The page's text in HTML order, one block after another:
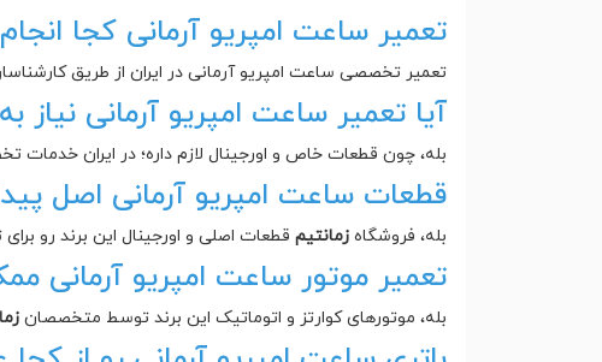
تعمیر ساعت امپریو آرمانی کجا
تعمیر تخصصی ساعت امپریو آرمانی در ایران از طریق
آیا تعمیر ساعت امپریو آرمانی نیاز
بله، چون قطعات خاص و اورجینال لازم داره؛ در ایران خدمات
قطعات ساعت امپریو آرمانی اصل
بله، فروشگاه زمانتیمقطعات اصلی و اورجینال این برند رو
تعمیر موتور ساعت امپریو آرمانی
بله، موتورهای کوارتز و اتوماتیک این برند توسط متخصصان